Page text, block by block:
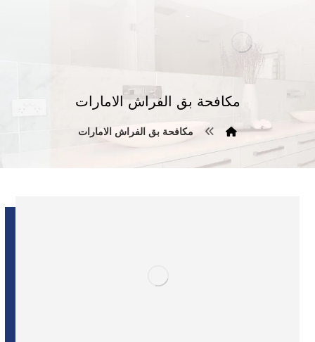
مكافحة بق الفراش الامارات
مكافحة بق الفراش الامارات